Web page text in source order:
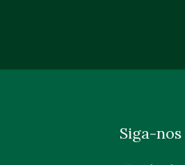
Siga-nos